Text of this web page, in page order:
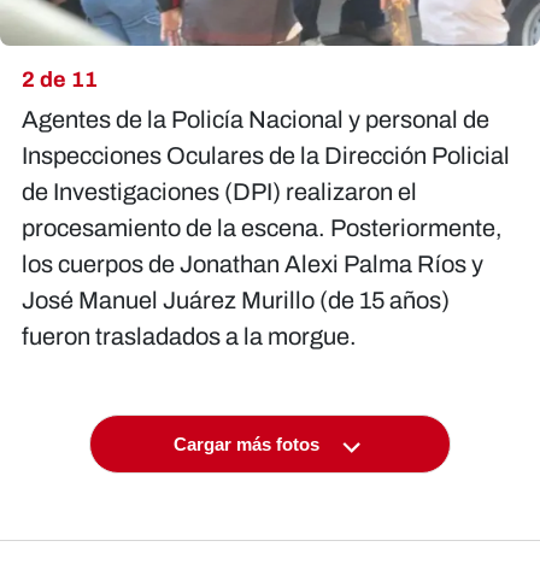
2 de 11
Agentes de la Policía Nacional y personal de
Inspecciones Oculares de la Dirección Policial
de Investigaciones (DPI) realizaron el
procesamiento de la escena. Posteriormente,
los cuerpos de Jonathan Alexi Palma Ríos y
José Manuel Juárez Murillo (de 15 años)
fueron trasladados a la morgue.
Cargar más fotos